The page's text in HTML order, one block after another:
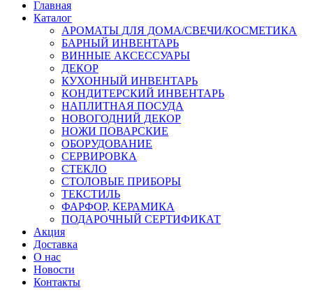
Главная
Каталог
АРОМАТЫ ДЛЯ ДОМА/СВЕЧИ/КОСМЕТИКА
БАРНЫЙ ИНВЕНТАРЬ
ВИННЫЕ АКСЕССУАРЫ
ДЕКОР
КУХОННЫЙ ИНВЕНТАРЬ
КОНДИТЕРСКИЙ ИНВЕНТАРЬ
НАПЛИТНАЯ ПОСУДА
НОВОГОДНИЙ ДЕКОР
НОЖИ ПОВАРСКИЕ
ОБОРУДОВАНИЕ
СЕРВИРОВКА
СТЕКЛО
СТОЛОВЫЕ ПРИБОРЫ
ТЕКСТИЛЬ
ФАРФОР, КЕРАМИКА
ПОДАРОЧНЫЙ СЕРТИФИКАТ
Акция
Доставка
О нас
Новости
Контакты